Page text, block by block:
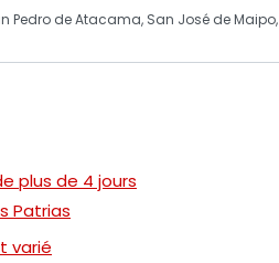
Pedro de Atacama, San José de Maipo,
plus de 4 jours
Patrias
varié